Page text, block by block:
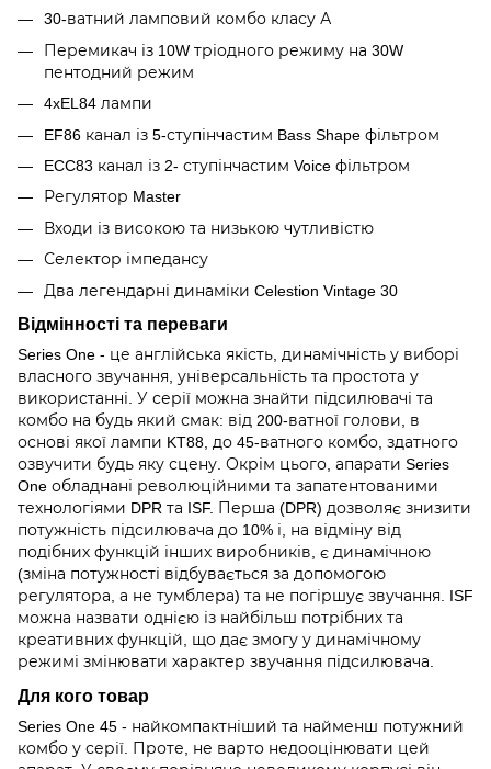
30-ватний ламповий комбо класу А
Перемикач із 10W тріодного режиму на 30W
пентодний режим
4xEL84 лампи
EF86 канал із 5-ступінчастим Bass Shape фільтром
ECC83 канал із 2- ступінчастим Voice фільтром
Регулятор Master
Входи із високою та низькою чутливістю
Селектор імпедансу
Два легендарні динаміки Celestion Vintage 30
Відмінності та переваги
Series One - це англійська якість, динамічність у виборі
власного звучання, універсальність та простота у
використанні. У серії можна знайти підсилювачі та
комбо на будь який смак: від 200-ватної голови, в
основі якої лампи KT88, до 45-ватного комбо, здатного
озвучити будь яку сцену. Окрім цього, апарати Series
One обладнані революційними та запатентованими
технологіями DPR та ISF. Перша (DPR) дозволяє знизити
потужність підсилювача до 10% і, на відміну від
подібних функцій інших виробників, є динамічною
(зміна потужності відбувається за допомогою
регулятора, а не тумблера) та не погіршує звучання. ISF
можна назвати однією із найбільш потрібних та
креативних функцій, що дає змогу у динамічному
режимі змінювати характер звучання підсилювача.
Для кого товар
Series One 45 - найкомпактніший та найменш потужний
комбо у серії. Проте, не варто недооцінювати цей